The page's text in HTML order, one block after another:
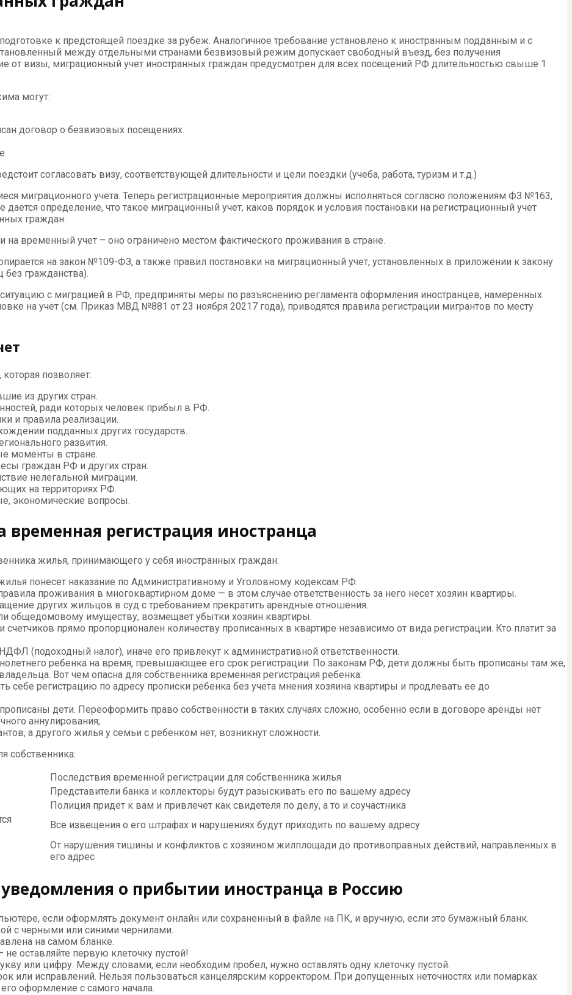
к предстоящей поездке за рубеж. Аналогичное требование установлено к иностранным подданным и с
между отдельными странами безвизовый режим допускает свободный въезд, без получения
от визы, миграционный учет иностранных граждан предусмотрен для всех посещений РФ длительностью свыше 1
могут:
договор о безвизовых посещениях.
согласовать визу, соответствующей длительности и цели поездки (учеба, работа, туризм и т.д.)
миграционного учета. Теперь регистрационные мероприятия должны исполняться согласно положениям ФЗ №163,
определение, что такое миграционный учет, каков порядок и условия постановки на регистрационный учет
граждан.
на временный учет – оно ограничено местом фактического проживания в стране.
на закон №109-ФЗ, а также правил постановки на миграционный учет, установленных в приложении к закону
гражданства).
с миграцией в РФ, предприняты меры по разъяснению регламента оформления иностранцев, намеренных
на учет (см. Приказ МВД №881 от 23 ноября 20217 года), приводятся правила регистрации мигрантов по месту
позволяет:
из других стран.
ради которых человек прибыл в РФ.
и правила реализации.
подданных других государств.
развития.
моменты в стране.
граждан РФ и других стран.
нелегальной миграции.
на территориях РФ.
экономические вопросы.
временная регистрация иностранца
жилья, принимающего у себя иностранных граждан:
понесет наказание по Административному и Уголовному кодексам РФ.
проживания в многоквартирном доме — в этом случае ответственность за него несет хозяин квартиры.
других жильцов в суд с требованием прекратить арендные отношения.
общедомовому имуществу, возмещает убытки хозяин квартиры.
прямо пропорционален количеству прописанных в квартире независимо от вида регистрации. Кто платит за
(подоходный налог), иначе его привлекут к административной ответственности.
ребенка на время, превышающее его срок регистрации. По законам РФ, дети должны быть прописаны там же,
Вот чем опасна для собственника временная регистрация ребенка:
себе регистрацию по адресу прописки ребенка без учета мнения хозяина квартиры и продлевать ее до
дети. Переоформить право собственности в таких случаях сложно, особенно если в договоре аренды нет
аннулирования;
а другого жилья у семьи с ребенком нет, возникнут сложности.
собственника:
Последствия временной регистрации для собственника жилья
Представители банка и коллекторы будут разыскивать его по вашему адресу
Полиция придет к вам и привлечет как свидетеля по делу, а то и соучастника
Все извещения о его штрафах и нарушениях будут приходить по вашему адресу
От нарушения тишины и конфликтов с хозяином жилплощади до противоправных действий, направленных в
его адрес
о прибытии иностранца в Россию
если оформлять документ онлайн или сохраненный в файле на ПК, и вручную, если это бумажный бланк.
с черными или синими чернилами.
на самом бланке.
оставляйте первую клеточку пустой!
или цифру. Между словами, если необходим пробел, нужно оставлять одну клеточку пустой.
или исправлений. Нельзя пользоваться канцелярским корректором. При допущенных неточностях или помарках
оформление с самого начала.